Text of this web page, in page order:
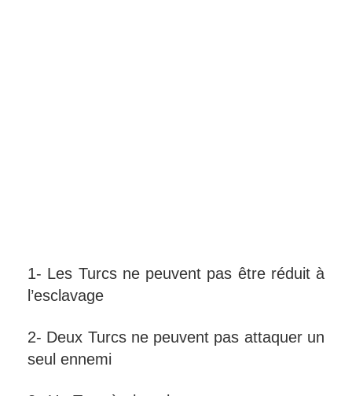
1- Les Turcs ne peuvent pas être réduit à
l’esclavage
2- Deux Turcs ne peuvent pas attaquer un
seul ennemi